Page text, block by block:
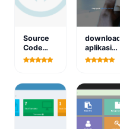
Source
Code
Sistem
Lapangan
download
aplikasi
sistem
berbasis
web